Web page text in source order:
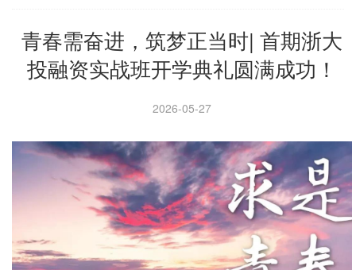
青春需奋进，筑梦正当时| 首期浙大
投融资实战班开学典礼圆满成功！
2026-05-27